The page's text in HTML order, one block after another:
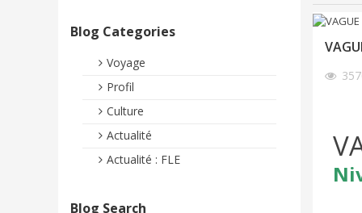
Blog Categories
Voyage
Profil
Culture
Actualité
Actualité : FLE
Blog Search